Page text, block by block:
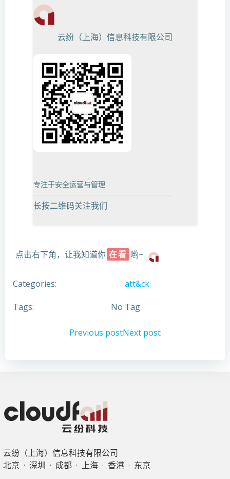
云纷（上海）信息科技有限公司
专注于安全运营与管理
长按二维码关注我们
点击右下角，让我知道你 在看 哟~
Categories: att&ck
Tags: No Tag
文
章
航
Previous post文
章
Next post
云纷（上海）信息科技有限公司
北京 · 深圳 · 成都 · 上海 · 香港 · 东京